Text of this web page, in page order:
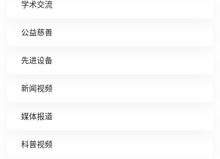
学术交流
公益慈善
先进设备
新闻视频
媒体报道
科普视频